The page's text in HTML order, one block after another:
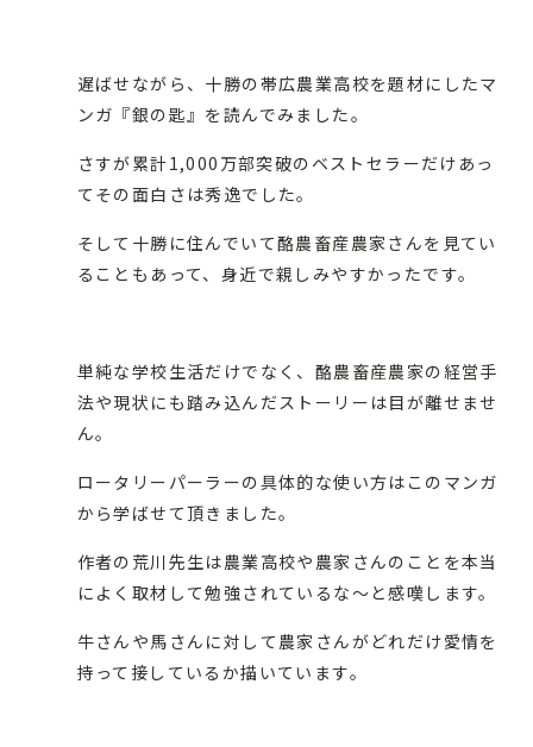
遅ばせながら、十勝の帯広農業高校を題材にしたマ
ンガ『銀の匙』を読んでみました。
さすが累計1,000万部突破のベストセラーだけあっ
てその面白さは秀逸でした。
そして十勝に住んでいて酪農畜産農家さんを見てい
ることもあって、身近で親しみやすかったです。
単純な学校生活だけでなく、酪農畜産農家の経営手
法や現状にも踏み込んだストーリーは目が離せませ
ん。
ロータリーパーラーの具体的な使い方はこのマンガ
から学ばせて頂きました。
作者の荒川先生は農業高校や農家さんのことを本当
によく取材して勉強されているな～と感嘆します。
牛さんや馬さんに対して農家さんがどれだけ愛情を
持って接しているか描いています。